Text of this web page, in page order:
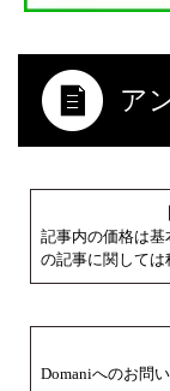
ア
記事内の価格は
の記事に関しては
Domaniへのお問